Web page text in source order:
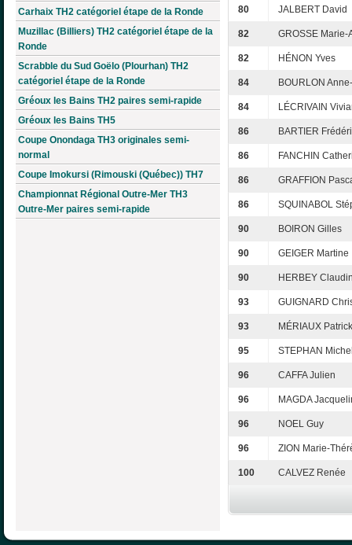
Carhaix TH2 catégoriel étape de la Ronde
Muzillac (Billiers) TH2 catégoriel étape de la
Ronde
Scrabble du Sud Goëlo (Plourhan) TH2
catégoriel étape de la Ronde
Gréoux les Bains TH2 paires semi-rapide
Gréoux les Bains TH5
Coupe Onondaga TH3 originales semi-
normal
Coupe Imokursi (Rimouski (Québec)) TH7
Championnat Régional Outre-Mer TH3
Outre-Mer paires semi-rapide
80 JALBERT David
82 GROSSE Marie-
82 HÉNON Yves
84 BOURLON
84 LÉCRIVAIN
86 BARTIER
86 FANCHIN
86 GRAFFION
86 SQUINABOL
90 BOIRON Gilles
90 GEIGER Martine
90 HERBEY
93 GUIGNARD
93 MÉRIAUX Patrick
95 STEPHAN
96 CAFFA Julien
96 MAGDA
96 NOEL Guy
96 ZION Marie-
100 CALVEZ Renée